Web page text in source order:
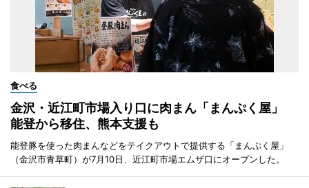
食べる
金沢・近江町市場入り口に肉まん「まんぷく屋」
能登から移住、熊本支援も
能登豚を使った肉まんなどをテイクアウトで提供する「まんぷく屋」
（金沢市青草町）が7月10日、近江町市場エムザ口にオープンした。